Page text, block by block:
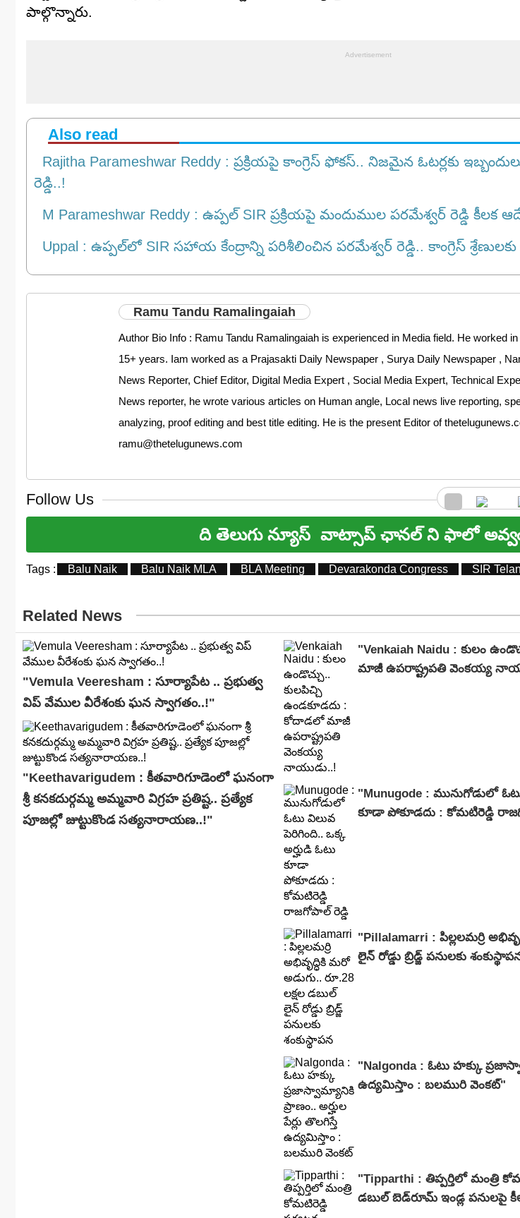
పాల్గొన్నారు.
Also read
Rajitha Parameshwar Reddy : ప్రక్రియపై కాంగ్రెస్ ఫోకస్.. నిజమైన ఓటర్లకు
రెడ్డి..!
M Parameshwar Reddy : ఉప్పల్‌ SIR ప్రక్రియపై మందుముల పరమేశ్వర్ రెడ్డి కీలక
Uppal : ఉప్పల్‌లో SIR సహాయ కేంద్రాన్ని పరిశీలించిన పరమేశ్వర్ రెడ్డి.. కాంగ్రెస్
Ramu Tandu Ramalingaiah
Author Bio Info : Ramu Tandu Ramalingaiah is experienced in Media field. He worked
15+ years. Iam worked as a Prajasakti Daily Newspaper , Surya Daily Newspaper ,
News Reporter, Chief Editor, Digital Media Expert , Social Media Expert, Technical
News reporter, he wrote various articles on Human angle, Local news live reporting,
analyzing, proof editing and best title editing. He is the present Editor of
ramu@thetelugunews.com
Follow Us
ది తెలుగు న్యూస్ వాట్సాప్ ఛానల్ ని ఫాలో
Tags : Balu Naik Balu Naik MLA BLA Meeting Devarakonda Congress SIR
Related News
"Vemula Veeresham : సూర్యాపేట .. ప్రభుత్వ
విప్ వేముల వీరేశంకు ఘన స్వాగతం..!"
"Keethavarigudem : కీతవారిగూడెంలో ఘనంగా
శ్రీ కనకదుర్గమ్మ అమ్మవారి విగ్రహ ప్రతిష్ట.. ప్రత్యేక
పూజల్లో జుట్టుకొండ స‌త్య‌నారాయ‌ణ..!"
"Venkaiah Naidu : కులం
మాజీ ఉపరాష్ట్రపతి వెంకయ్య
"Munugode : మునుగోడులో
కూడా పోకూడదు : కోమటిరెడ్డి
"Pillalamarri : పిల్లలమర్రి
లైన్ రోడ్డు బ్రిడ్జ్ పనులకు
"Nalgonda : ఓటు హక్కు
ఉద్యమిస్తాం : బలమురి వెంకట్"
"Tipparthi : తిప్పర్తిలో మంత్రి
డబుల్ బెడ్‌రూమ్ ఇండ్ల పనులపై